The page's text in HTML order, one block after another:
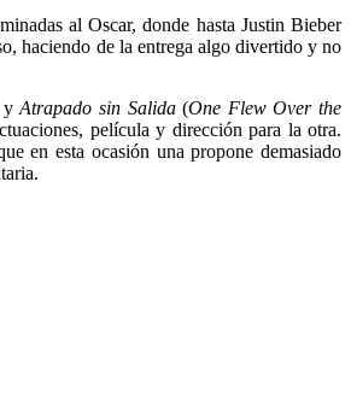
al Oscar, donde hasta Justin Bieber
haciendo de la entrega algo divertido y no
yAtrapado sin Salida(One Flew Over the
película y dirección para la otra.
en esta ocasión una propone demasiado